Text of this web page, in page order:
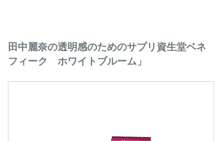
田中麗奈の透明感のためのサプリ資生堂ベネ
フィーク ホワイトブルーム」